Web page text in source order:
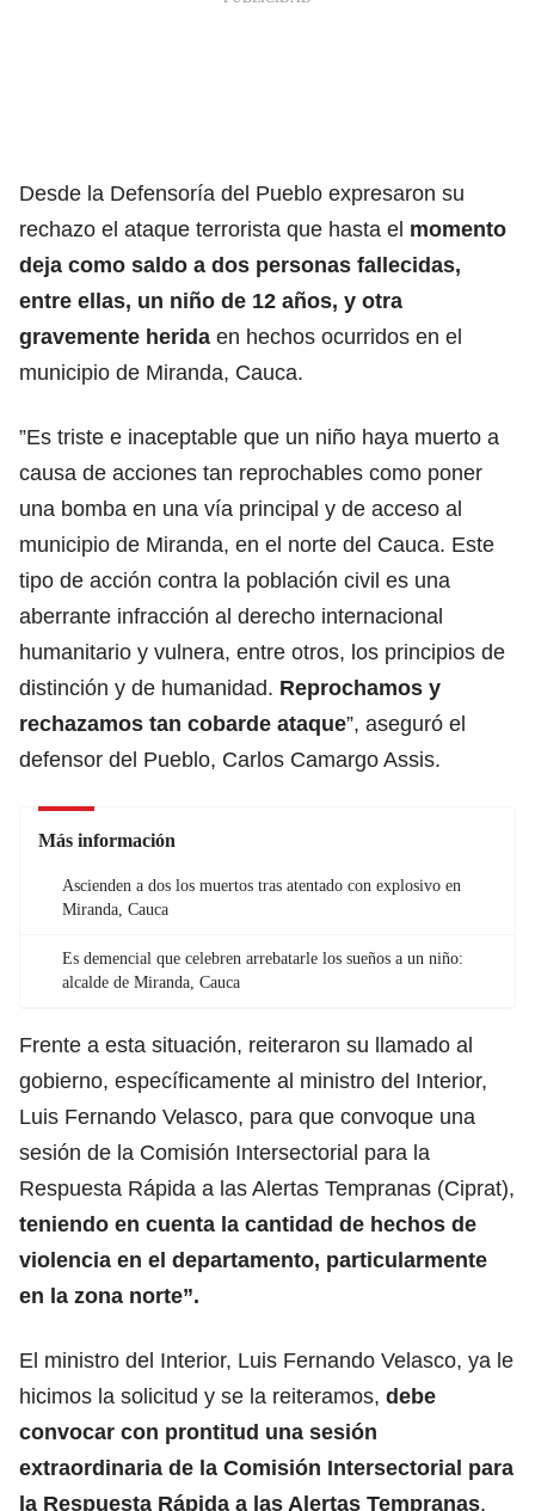
Desde la Defensoría del Pueblo expresaron su
rechazo el ataque terrorista que hasta el momento
deja como saldo a dos personas fallecidas,
entre ellas, un niño de 12 años, y otra
gravemente herida en hechos ocurridos en el
municipio de Miranda, Cauca.
”Es triste e inaceptable que un niño haya muerto a
causa de acciones tan reprochables como poner
una bomba en una vía principal y de acceso al
municipio de Miranda, en el norte del Cauca. Este
tipo de acción contra la población civil es una
aberrante infracción al derecho internacional
humanitario y vulnera, entre otros, los principios de
distinción y de humanidad. Reprochamos y
rechazamos tan cobarde ataque”, aseguró el
defensor del Pueblo, Carlos Camargo Assis.
Más información
Ascienden a dos los muertos tras atentado con explosivo en
Miranda, Cauca
Es demencial que celebren arrebatarle los sueños a un niño:
alcalde de Miranda, Cauca
Frente a esta situación, reiteraron su llamado al
gobierno, específicamente al ministro del Interior,
Luis Fernando Velasco, para que convoque una
sesión de la Comisión Intersectorial para la
Respuesta Rápida a las Alertas Tempranas (Ciprat),
teniendo en cuenta la cantidad de hechos de
violencia en el departamento, particularmente
en la zona norte”.
El ministro del Interior, Luis Fernando Velasco, ya le
hicimos la solicitud y se la reiteramos, debe
convocar con prontitud una sesión
extraordinaria de la Comisión Intersectorial para
la Respuesta Rápida a las Alertas Tempranas,